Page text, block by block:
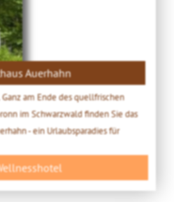
Auerhahn
am Ende des quellfrischen
im Schwarzwald finden Sie das
- ein Urlaubsparadies für